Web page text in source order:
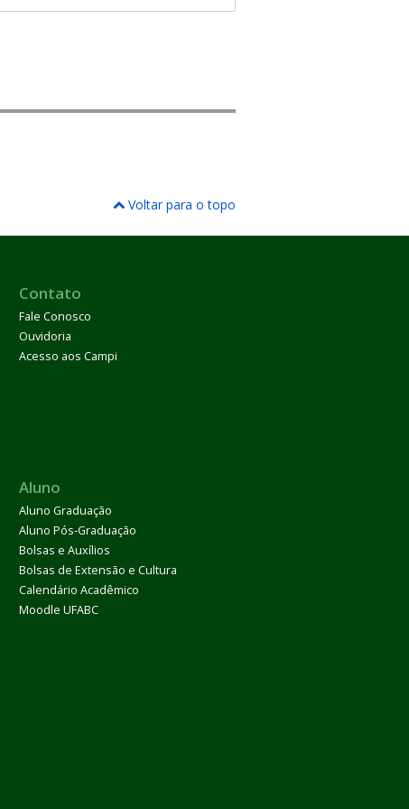
Voltar para o topo
Contato
Fale Conosco
Ouvidoria
Acesso aos Campi
Aluno
Aluno Graduação
Aluno Pós-Graduação
Bolsas e Auxílios
Bolsas de Extensão e Cultura
Calendário Acadêmico
Moodle UFABC